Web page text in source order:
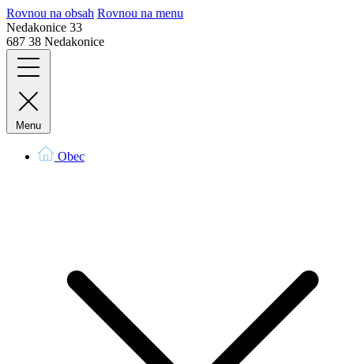
Rovnou na obsah Rovnou na menu
Nedakonice 33
687 38 Nedakonice
Menu
Obec